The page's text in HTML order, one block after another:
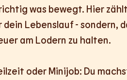
was bewegt. Hier
Lebenslauf - sondern,
am Lodern zu halten.
oder Minijob: Du